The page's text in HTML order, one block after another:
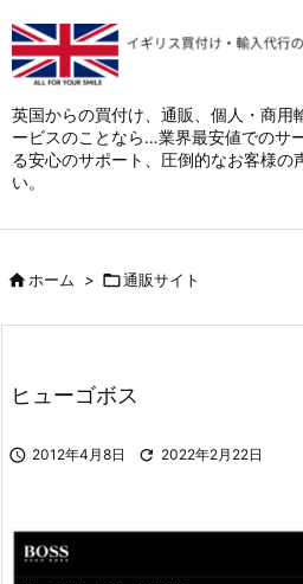
英国からの買付け、通販、個人・商用
ービスのことなら…業界最安値でのサ
る安心のサポート、圧倒的なお客様の
い。
ホーム > 通販サイト
ヒューゴボス
 2012年4月8日  2022年2月22日